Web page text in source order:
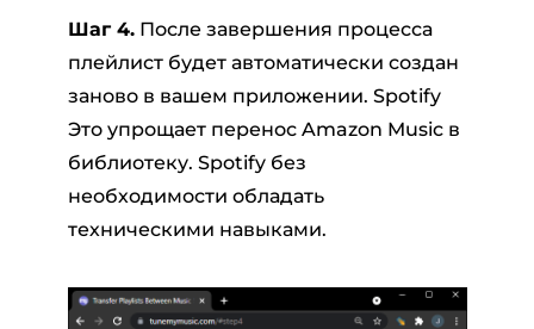
Шаг 4.После завершения процесса
плейлист будет автоматически создан
заново в вашем приложении. Spotify
Это упрощает перенос Amazon Music в
библиотеку. Spotify без
необходимости обладать
техническими навыками.